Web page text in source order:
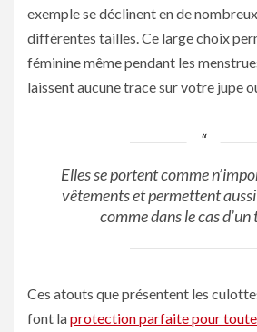
exemple se déclinent en de
différentes tailles. Ce large choix
féminine même pendant les
laissent aucune trace sur votre jupe
Elles se portent comme
vêtements et permettent
comme dans le cas
Ces atouts que présentent les
font laprotection parfaite pour